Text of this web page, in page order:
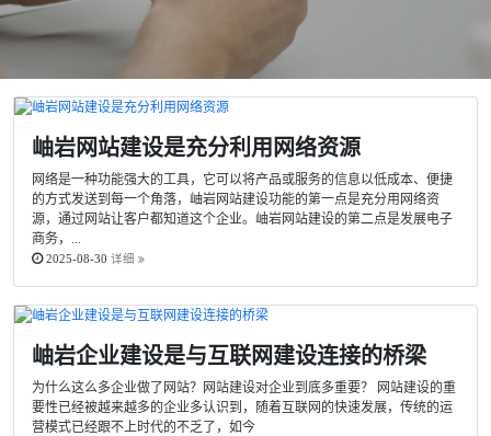
岫岩网站建设是充分利用网络资源
网络是一种功能强大的工具，它可以将产品或服务的信息以低成本、便捷
的方式发送到每一个角落，岫岩网站建设功能的第一点是充分用网络资
源，通过网站让客户都知道这个企业。岫岩网站建设的第二点是发展电子
商务，...
2025-08-30 详细
岫岩企业建设是与互联网建设连接的桥梁
为什么这么多企业做了网站？网站建设对企业到底多重要？ 网站建设的重
要性已经被越来越多的企业多认识到，随着互联网的快速发展，传统的运
营模式已经跟不上时代的不乏了，如今